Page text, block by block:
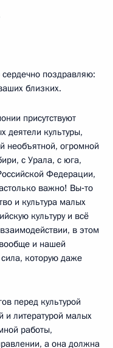
поздравляю:
близких.
присутствуют
деятели культуры,
необъятной, огромной
с Урала, с юга,
Федерации,
важно! Вы‑то
и культура малых
культуру и всё
в этом
и нашей
сила, которую даже
перед культурой
и литературой малых
работы,
а она должна